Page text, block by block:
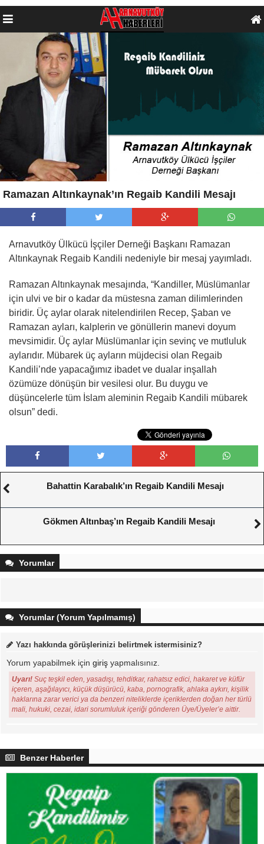
Ramazan Altınkaynak’ın Regaib Kandili Mesajı
Arnavutköy Ülkücü İşçiler Derneği Başkanı Ramazan
Altınkaynak Regaib Kandili nedeniyle bir mesaj yayımladı.
Ramazan Altınkaynak mesajında, “Kandiller, Müslümanlar
için ulvi ve bir o kadar da müstesna zaman dilimlerinden
biridir. Üç aylar olarak nitelendirilen Recep, Şaban ve
Ramazan ayları, kalplerin ve gönüllerin manevi doyum
mevsimidir. Üç aylar Müslümanlar için sevinç ve mutluluk
aylarıdır. Mübarek üç ayların müjdecisi olan Regaib
Kandili’nde yapacağımız ibadet ve dualar inşallah
özümüze dönüşün bir vesilesi olur. Bu duygu ve
düşüncelerle tüm İslam aleminin Regaib Kandili mübarek
olsun” dedi.
Bahattin Karabalık’ın Regaib Kandili Mesajı
Gökmen Altınbaş’ın Regaib Kandili Mesajı
Yorumlar
Yorumlar (Yorum Yapılmamış)
Yazı hakkında görüşlerinizi belirtmek istermisiniz?
Yorum yapabilmek için giriş yapmalısınız.
Uyarı! Suç teşkil eden, yasadışı, tehditkar, rahatsız edici, hakaret ve küfür
içeren, aşağılayıcı, küçük düşürücü, kaba, pornografik, ahlaka aykırı, kişilik
haklarına zarar verici ya da benzeri niteliklerde içeriklerden doğan her türlü
mali, hukuki, cezai, idari sorumluluk içeriği gönderen Üye/Üyeler’e aittir.
Benzer Haberler